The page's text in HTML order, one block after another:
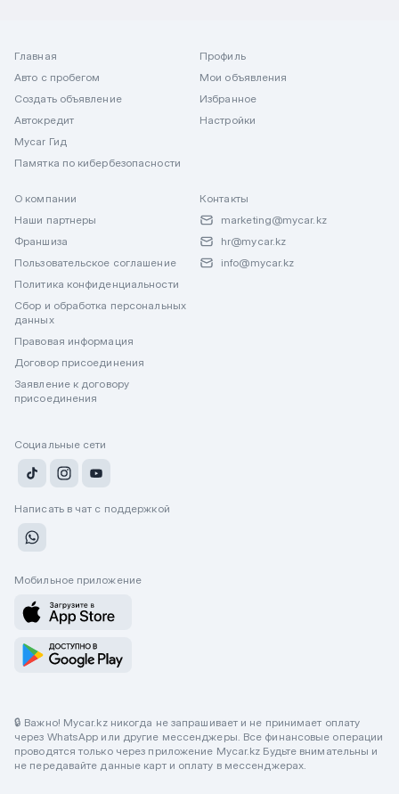
Главная
Авто с пробегом
Создать объявление
Автокредит
Mycar Гид
Памятка по кибербезопасности
Профиль
Мои объявления
Избранное
Настройки
О компании
Наши партнеры
Франшиза
Пользовательское соглашение
Политика конфиденциальности
Сбор и обработка персональных
данных
Правовая информация
Договор присоединения
Заявление к договору
присоединения
Контакты
marketing@mycar.kz
hr@mycar.kz
info@mycar.kz
Социальные сети
Написать в чат с поддержкой
Мобильное приложение
🔒 Важно! Mycar.kz никогда не запрашивает и не принимает оплату
через WhatsApp или другие мессенджеры. Все финансовые операции
проводятся только через приложение Mycar.kz Будьте внимательны и
не передавайте данные карт и оплату в мессенджерах.